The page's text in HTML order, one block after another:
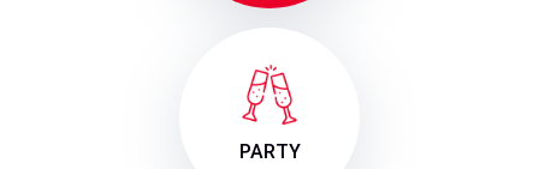
PARTY